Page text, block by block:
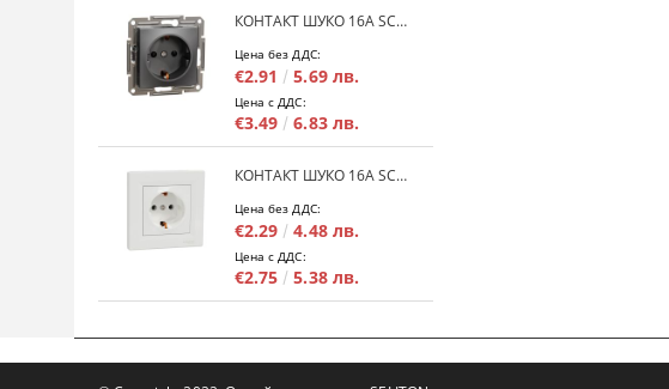
КОНТАКТ ШУКО 16A SCHNEIDER ASFORA EPH2900171 - АНРАЦИТ
Цена без ДДС:
€2.91 5.69 лв.
Цена с ДДС:
€3.49 6.83 лв.
КОНТАКТ ШУКО 16A SCHNEIDER ASFORA EPH2900121 - БЯЛ
Цена без ДДС:
€2.29 4.48 лв.
Цена с ДДС:
€2.75 5.38 лв.